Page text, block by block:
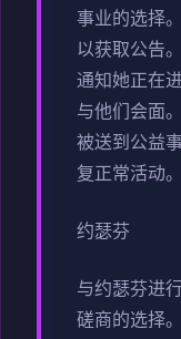
事业的选择
以获取公告
通知她正在
与他们会面
被送到公益
复正常活动。
约瑟芬
与约瑟芬进
磋商的选择